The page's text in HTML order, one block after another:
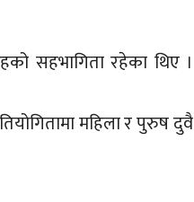
सहभागिता रहेका थिए ।
महिला र पुरुष दुवै